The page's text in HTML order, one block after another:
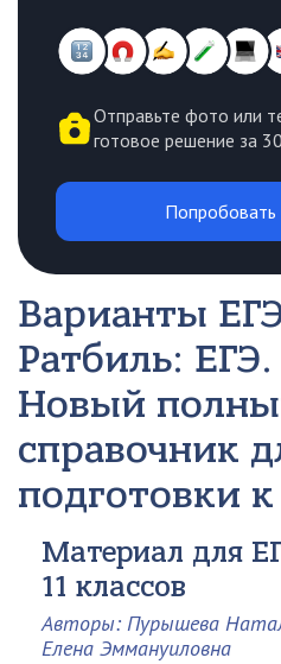
Отправьте фото или
готовое решение за
Попробовать
Варианты
Ратбиль:
Новый
справочник
подготовки
Материал для
11 классов
Авторы: Пурышева
Елена Эммануиловна